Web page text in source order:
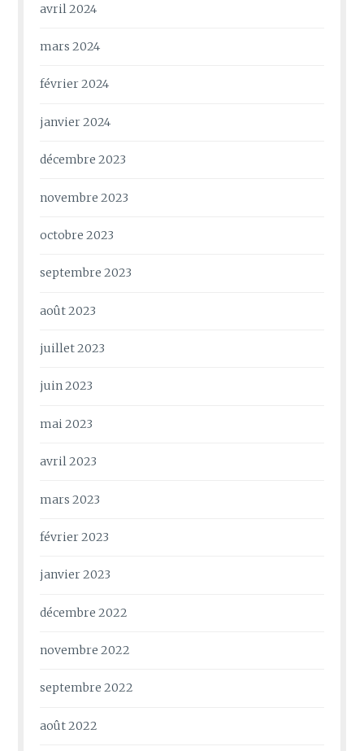
avril 2024
mars 2024
février 2024
janvier 2024
décembre 2023
novembre 2023
octobre 2023
septembre 2023
août 2023
juillet 2023
juin 2023
mai 2023
avril 2023
mars 2023
février 2023
janvier 2023
décembre 2022
novembre 2022
septembre 2022
août 2022